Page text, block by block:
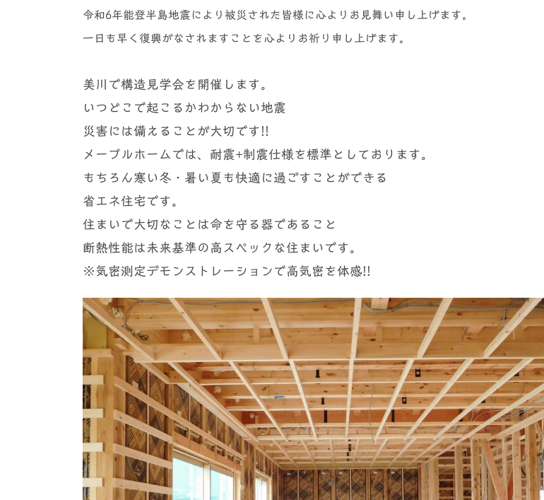
令和6年能登半島地震により被災された皆様に心よりお見舞い申し上げます。
一日も早く復興がなされますことを心よりお祈り申し上げます。
美川で構造見学会を開催します。
いつどこで起こるかわからない地震
災害には備えることが大切です!!
メープルホームでは、耐震+制震仕様を標準としております。
もちろん寒い冬・暑い夏も快適に過ごすことができる
省エネ住宅です。
住まいで大切なことは命を守る器であること
断熱性能は未来基準の高スペックな住まいです。
※気密測定デモンストレーションで高気密を体感!!